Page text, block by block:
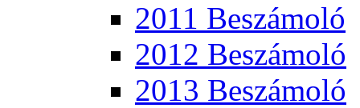
2011 Beszámoló
2012 Beszámoló
2013 Beszámoló